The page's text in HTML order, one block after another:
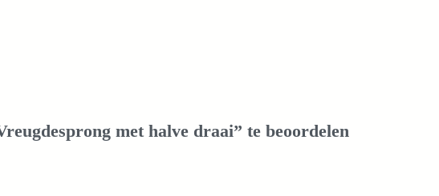
met halve draai” te beoordelen